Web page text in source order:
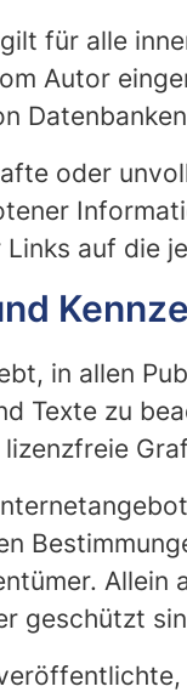
für alle
Autor
oder
Links auf die
in allen
Texte zu
geschützt